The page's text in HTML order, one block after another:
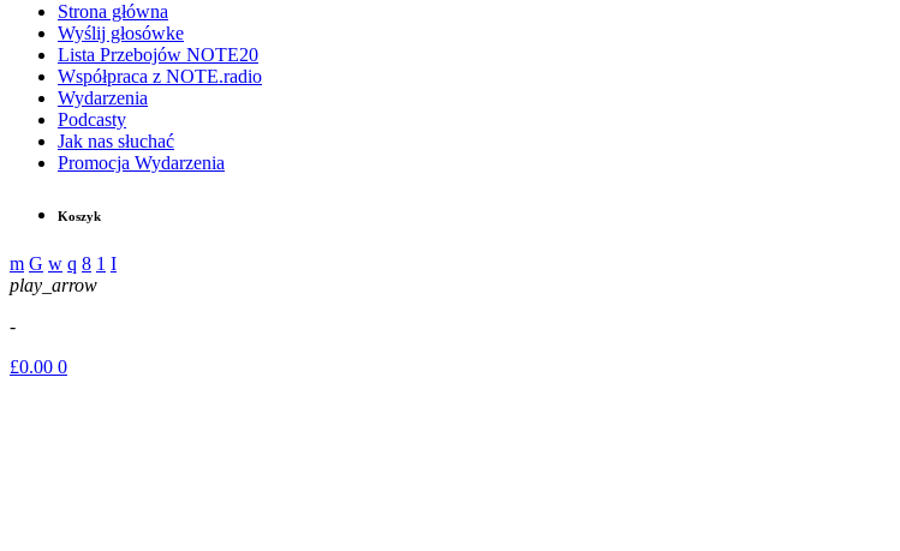
Strona główna
Wyślij głosówke
Lista Przebojów NOTE20
Współpraca z NOTE.radio
Wydarzenia
Podcasty
Jak nas słuchać
Promocja Wydarzenia
Koszyk
play_arrow
-
£0.00 0